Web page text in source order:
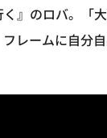
』のロバ。「
レームに自分